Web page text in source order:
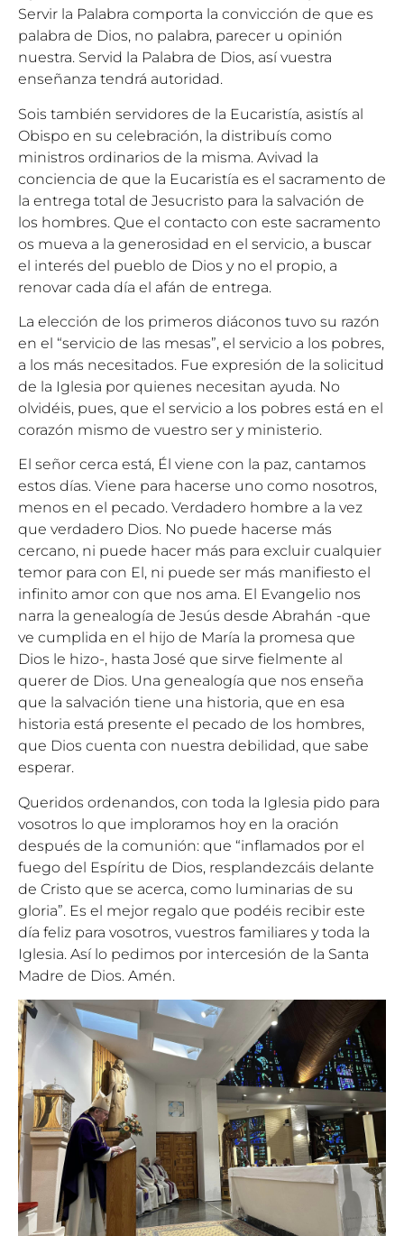
Servir la Palabra comporta la convicción de que es
palabra de Dios, no palabra, parecer u opinión
nuestra. Servid la Palabra de Dios, así vuestra
enseñanza tendrá autoridad.
Sois también servidores de la Eucaristía, asistís al
Obispo en su celebración, la distribuís como
ministros ordinarios de la misma. Avivad la
conciencia de que la Eucaristía es el sacramento de
la entrega total de Jesucristo para la salvación de
los hombres. Que el contacto con este sacramento
os mueva a la generosidad en el servicio, a buscar
el interés del pueblo de Dios y no el propio, a
renovar cada día el afán de entrega.
La elección de los primeros diáconos tuvo su razón
en el “servicio de las mesas”, el servicio a los pobres,
a los más necesitados. Fue expresión de la solicitud
de la Iglesia por quienes necesitan ayuda. No
olvidéis, pues, que el servicio a los pobres está en el
corazón mismo de vuestro ser y ministerio.
El señor cerca está, Él viene con la paz, cantamos
estos días. Viene para hacerse uno como nosotros,
menos en el pecado. Verdadero hombre a la vez
que verdadero Dios. No puede hacerse más
cercano, ni puede hacer más para excluir cualquier
temor para con El, ni puede ser más manifiesto el
infinito amor con que nos ama. El Evangelio nos
narra la genealogía de Jesús desde Abrahán -que
ve cumplida en el hijo de María la promesa que
Dios le hizo-, hasta José que sirve fielmente al
querer de Dios. Una genealogía que nos enseña
que la salvación tiene una historia, que en esa
historia está presente el pecado de los hombres,
que Dios cuenta con nuestra debilidad, que sabe
esperar.
Queridos ordenandos, con toda la Iglesia pido para
vosotros lo que imploramos hoy en la oración
después de la comunión: que “inflamados por el
fuego del Espíritu de Dios, resplandezcáis delante
de Cristo que se acerca, como luminarias de su
gloria”. Es el mejor regalo que podéis recibir este
día feliz para vosotros, vuestros familiares y toda la
Iglesia. Así lo pedimos por intercesión de la Santa
Madre de Dios. Amén.